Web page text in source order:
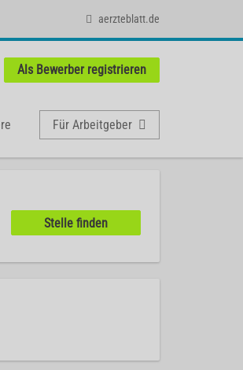
aerzteblatt.de
Als Bewerber registrieren
Für Arbeitgeber